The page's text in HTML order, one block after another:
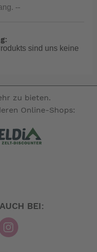
--
sind uns keine
zu bieten.
Online-Shops:
BEI: